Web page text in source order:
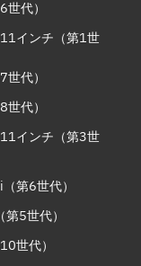
代）
インチ（第1世
代）
代）
インチ（第3世
第6世代）
5世代）
世代）